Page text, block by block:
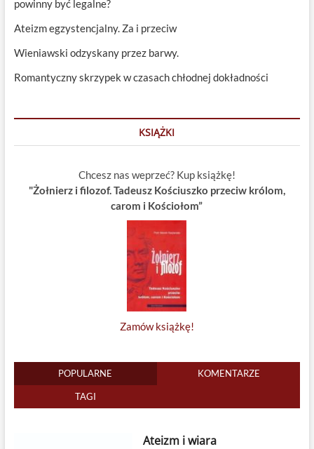
powinny być legalne?
Ateizm egzystencjalny. Za i przeciw
Wieniawski odzyskany przez barwy.
Romantyczny skrzypek w czasach chłodnej dokładności
KSIĄŻKI
Chcesz nas weprzeć? Kup książkę!
"Żołnierz i filozof. Tadeusz Kościuszko przeciw królom,
carom i Kościołom”
Zamów książkę!
POPULARNE KOMENTARZE
TAGI
Ateizm i wiara